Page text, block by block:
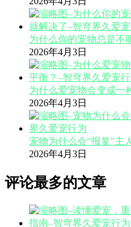
为什么你的宠物总是不
2026年4月3日
为什么爱宠物会变成一
2026年4月3日
宠物为什么会“报复”主
2026年4月3日
评论最多的文章